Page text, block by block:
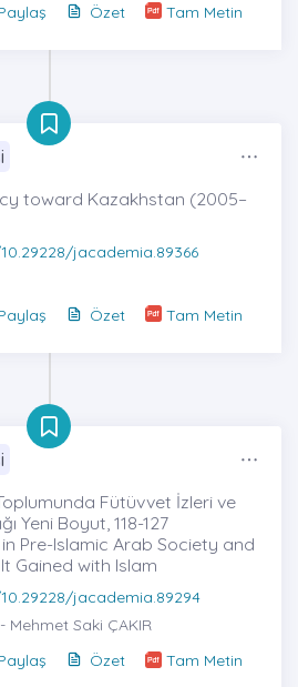
Özet Tam Metin
toward Kazakhstan (2005–
jacademia.89366
Özet Tam Metin
Fütüvvet İzleri ve
Yeni Boyut, 118-127
Pre-Islamic Arab Society and
Gained with Islam
jacademia.89294
- Mehmet Saki ÇAKIR
Özet Tam Metin